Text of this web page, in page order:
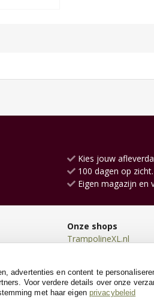
Kies jouw
100 dagen op zicht.
Eigen magazijn en
Onze shops
TrampolineXL.nl
Konijnenhokken.nl
Kinderkruiwagen.nl
advertenties en content te
Voor verdere details over onze
met haar eigen privacybeleid